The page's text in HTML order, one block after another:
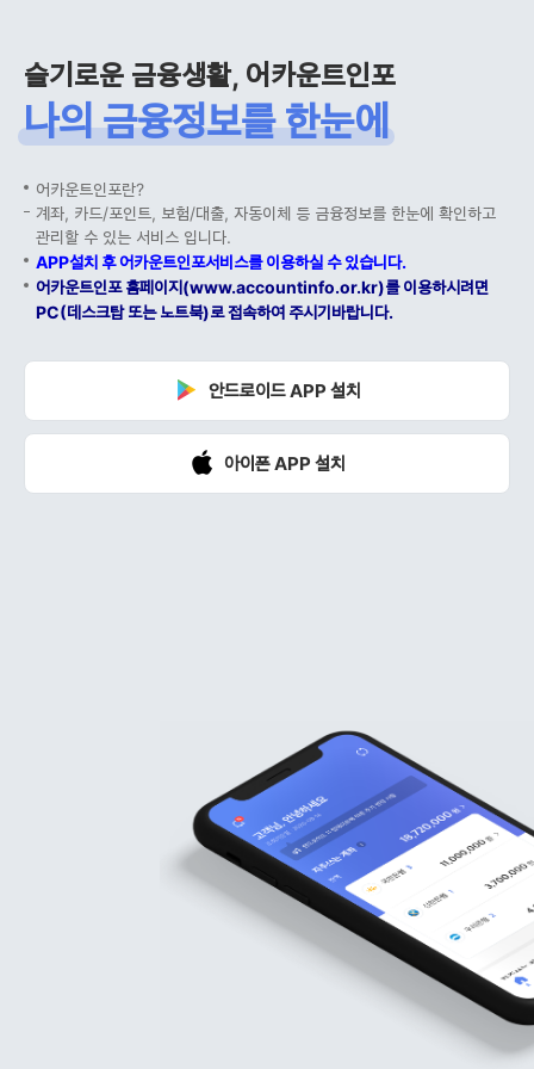
슬기로운 금융생활, 어카운트인포
나의 금융정보를 한눈에
어카운트인포란?
계좌, 카드/포인트, 보험/대출, 자동이체 등 금융정보를 한눈에 확인하고
관리할 수 있는 서비스 입니다.
APP설치 후 어카운트인포서비스를 이용하실 수 있습니다.
어카운트인포 홈페이지(www.accountinfo.or.kr)를 이용하시려면
PC(데스크탑 또는 노트북)로 접속하여 주시기바랍니다.
안드로이드 APP 설치
아이폰 APP 설치